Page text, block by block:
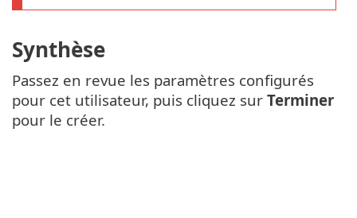
Synthèse
Passez en revue les paramètres configurés
pour cet utilisateur, puis cliquez sur Terminer
pour le créer.